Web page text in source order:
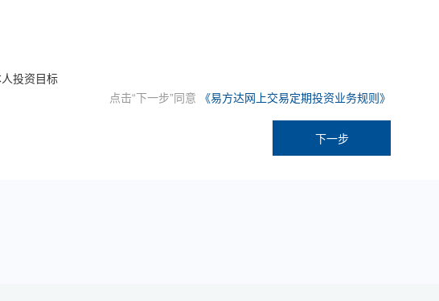
投资目标
点击“下一步”同意
《易方达网上交易定期投资业务规则》